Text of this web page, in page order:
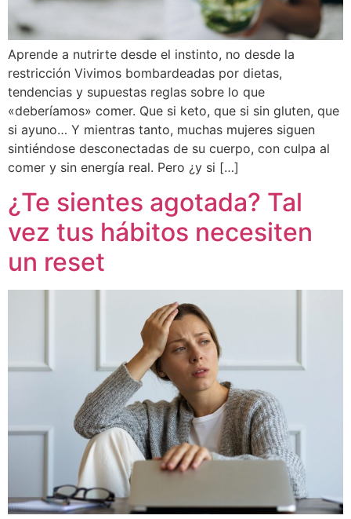
Aprende a nutrirte desde el instinto, no desde la
restricción Vivimos bombardeadas por dietas,
tendencias y supuestas reglas sobre lo que
«deberíamos» comer. Que si keto, que si sin gluten, que
si ayuno… Y mientras tanto, muchas mujeres siguen
sintiéndose desconectadas de su cuerpo, con culpa al
comer y sin energía real. Pero ¿y si […]
¿Te sientes agotada? Tal
vez tus hábitos necesiten
un reset